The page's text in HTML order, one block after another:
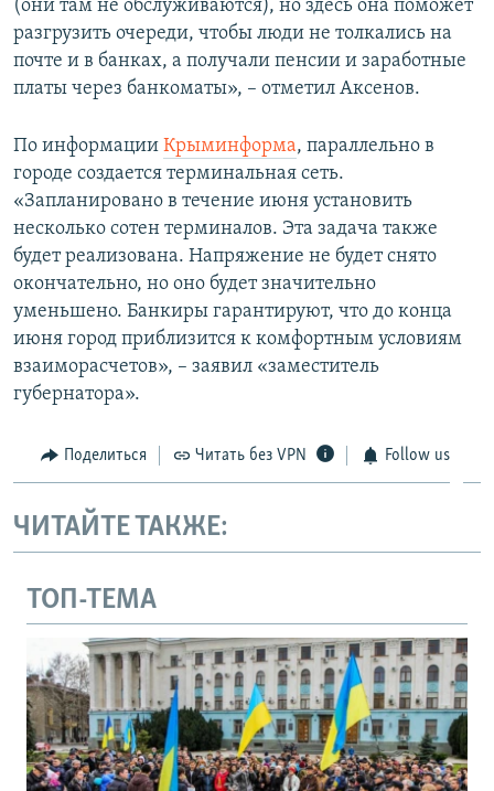
(они там не обслуживаются), но здесь она поможет
разгрузить очереди, чтобы люди не толкались на
почте и в банках, а получали пенсии и заработные
платы через банкоматы», – отметил Аксенов.
По информации Крыминформа, параллельно в
городе создается терминальная сеть.
«Запланировано в течение июня установить
несколько сотен терминалов. Эта задача также
будет реализована. Напряжение не будет снято
окончательно, но оно будет значительно
уменьшено. Банкиры гарантируют, что до конца
июня город приблизится к комфортным условиям
взаиморасчетов», – заявил «заместитель
губернатора».
Поделиться Читать без VPN Follow us
ЧИТАЙТЕ ТАКЖЕ:
ТОП-ТЕМА